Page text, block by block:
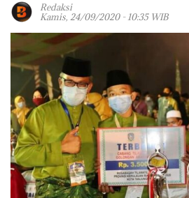
Redaksi
Kamis, 24/09/2020 - 10:35 WIB